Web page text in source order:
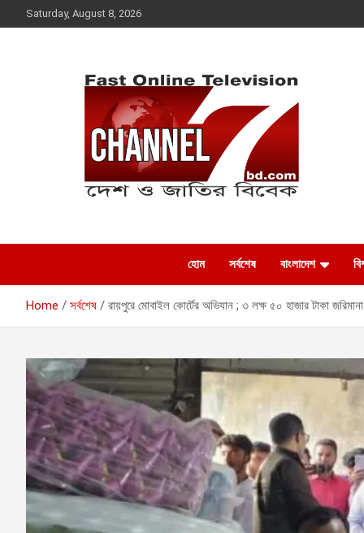
to
Saturday, August 8, 2026
Television –
CHANNEL7BD.COM
হোম সর্বশেষ বাংলাদেশ
Home সর্বশেষ রায়পুরে মোবাইল কোর্টের অভিযান ; ৩ লক্ষ ৫০ হাজার টাকা জরিমানা